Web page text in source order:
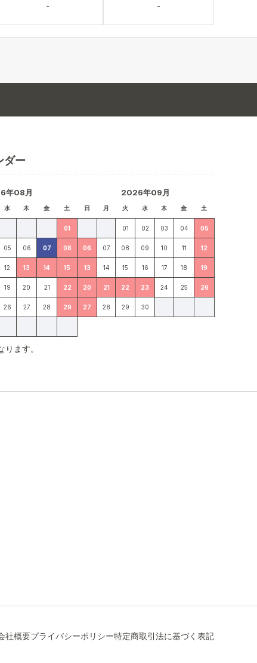
- -
ダー
年08月
水 木 金 土
01
05 06 07 08
12 13 14 15
19 20 21 22
26 27 28 29
2026年09月
日 月 火 水 木 金 土
01 02 03 04 05
06 07 08 09 10 11 12
13 14 15 16 17 18 19
20 21 22 23 24 25 26
27 28 29 30
ます。
社概要プライバシーポリシー特定商取引法に基づく表記